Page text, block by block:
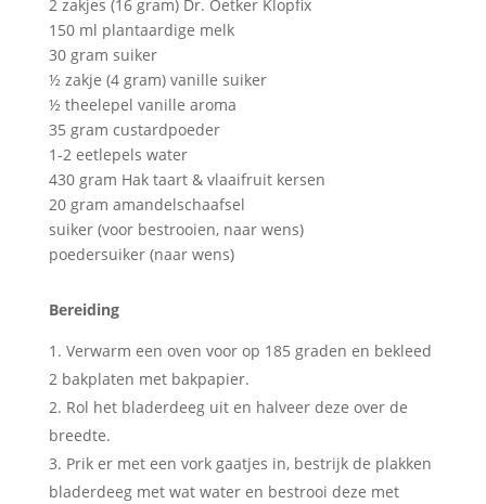
2 zakjes (16 gram) Dr. Oetker Klopfix
150 ml plantaardige melk
30 gram suiker
½ zakje (4 gram) vanille suiker
½ theelepel vanille aroma
35 gram custardpoeder
1-2 eetlepels water
430 gram Hak taart & vlaaifruit kersen
20 gram amandelschaafsel
suiker (voor bestrooien, naar wens)
poedersuiker (naar wens)
Bereiding
Verwarm een oven voor op 185 graden en bekleed
2 bakplaten met bakpapier.
Rol het bladerdeeg uit en halveer deze over de
breedte.
Prik er met een vork gaatjes in, bestrijk de plakken
bladerdeeg met wat water en bestrooi deze met